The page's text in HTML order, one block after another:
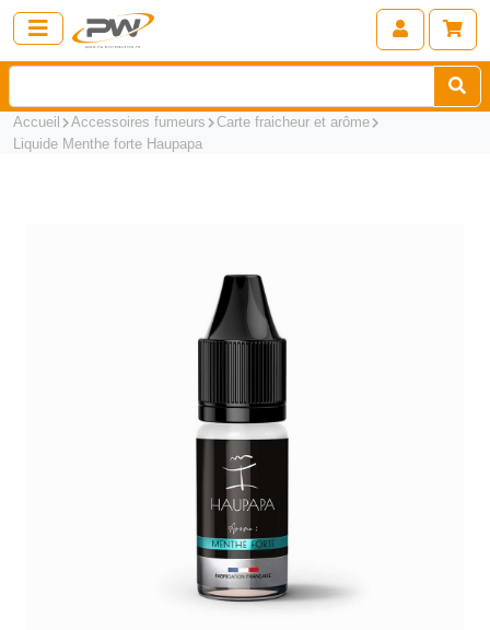
Accueil Accessoires fumeurs
Carte fraicheur et arôme
Liquide Menthe forte Haupapa